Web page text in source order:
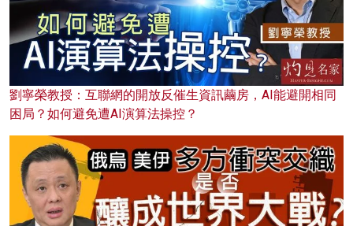
劉寧榮教授：互聯網的開放反催生資訊繭房，AI能避開相同
困局？如何避免遭AI演算法操控？